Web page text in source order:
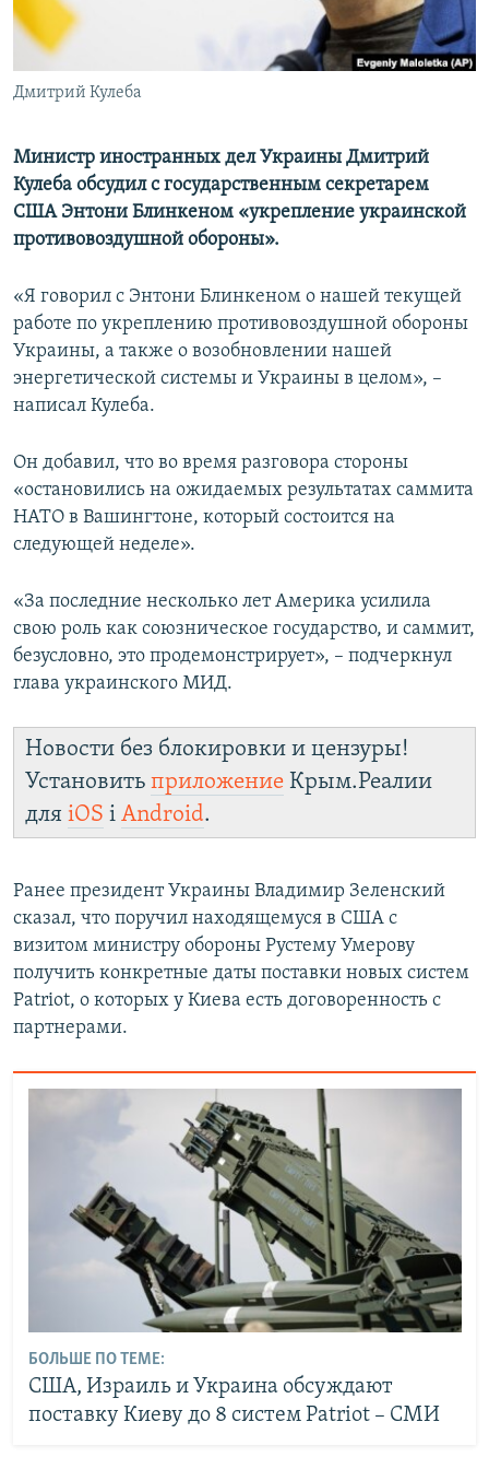
ПОБЕДИТЕЛЕЙ НЕ СУДЯТ?
КРЫМ.НЕПОКОРЕННЫЙ
ELIFBE
ПРИСОЕДИНЯЙТЕСЬ!
Все сайты RFE/RL
Дмитрий Кулеба
Министр иностранных дел Украины Дмитрий
Кулеба обсудил с государственным секретарем
США Энтони Блинкеном «укрепление украинской
противовоздушной обороны».
«Я говорил с Энтони Блинкеном о нашей текущей
работе по укреплению противовоздушной обороны
Украины, а также о возобновлении нашей
энергетической системы и Украины в целом», –
написал Кулеба.
Он добавил, что во время разговора стороны
«остановились на ожидаемых результатах саммита
НАТО в Вашингтоне, который состоится на
следующей неделе».
«За последние несколько лет Америка усилила
свою роль как союзническое государство, и саммит,
безусловно, это продемонстрирует», – подчеркнул
глава украинского МИД.
Новости без блокировки и цензуры!
Установить приложение Крым.Реалии
для iOS і Android.
Ранее президент Украины Владимир Зеленский
сказал, что поручил находящемуся в США с
визитом министру обороны Рустему Умерову
получить конкретные даты поставки новых систем
Patriot, о которых у Киева есть договоренность с
партнерами.
БОЛЬШЕ ПО ТЕМЕ:
США, Израиль и Украина обсуждают
поставку Киеву до 8 систем Patriot – СМИ